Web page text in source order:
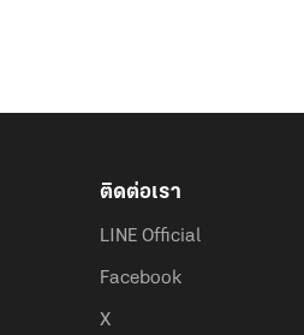
ติดต่อเรา
LINE Official
Facebook
X